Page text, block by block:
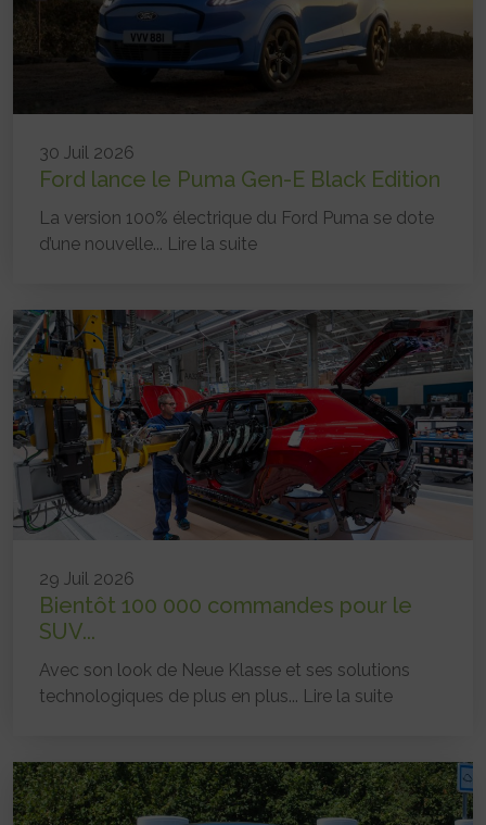
30 Juil 2026
Ford lance le Puma Gen-E Black Edition
La version 100% électrique du Ford Puma se dote
d’une nouvelle... Lire la suite
29 Juil 2026
Bientôt 100 000 commandes pour le
SUV...
Avec son look de Neue Klasse et ses solutions
technologiques de plus en plus... Lire la suite